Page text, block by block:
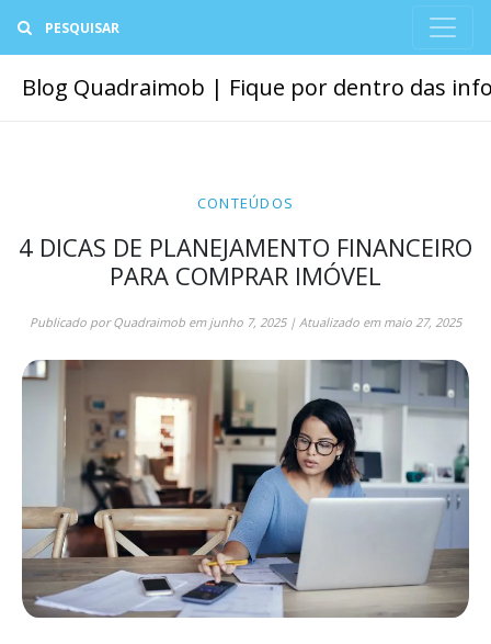
Blog Quadraimob | Fique por dentro das
CONTEÚDOS
4 DICAS DE PLANEJAMENTO FINANCEIRO
PARA COMPRAR IMÓVEL
Publicado porQuadraimob em junho 7, 2025| Atualizado em maio 27, 2025